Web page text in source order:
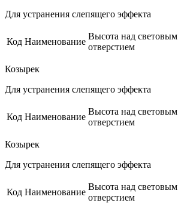
Для устранения слепящего эффекта
Код Наименование
Высота над световым
отверстием
Козырек
Для устранения слепящего эффекта
Код Наименование
Высота над световым
отверстием
Козырек
Для устранения слепящего эффекта
Код Наименование
Высота над световым
отверстием